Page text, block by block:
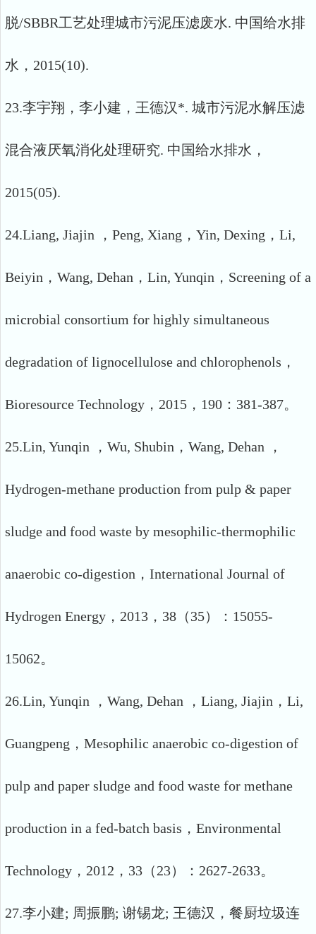
脱/SBBR工艺处理城市污泥压滤废水. 中国给水排
水，2015(10).
23.李宇翔，李小建，王德汉*. 城市污泥水解压滤
混合液厌氧消化处理研究. 中国给水排水，
2015(05).
24.Liang, Jiajin ，Peng, Xiang，Yin, Dexing，Li,
Beiyin，Wang, Dehan，Lin, Yunqin，Screening of a
microbial consortium for highly simultaneous
degradation of lignocellulose and chlorophenols，
Bioresource Technology，2015，190：381-387。
25.Lin, Yunqin ，Wu, Shubin，Wang, Dehan ，
Hydrogen-methane production from pulp & paper
sludge and food waste by mesophilic-thermophilic
anaerobic co-digestion，International Journal of
Hydrogen Energy，2013，38（35）：15055-
15062。
26.Lin, Yunqin ，Wang, Dehan ，Liang, Jiajin，Li,
Guangpeng，Mesophilic anaerobic co-digestion of
pulp and paper sludge and food waste for methane
production in a fed-batch basis，Environmental
Technology，2012，33（23）：2627-2633。
27.李小建; 周振鹏; 谢锡龙; 王德汉，餐厨垃圾连